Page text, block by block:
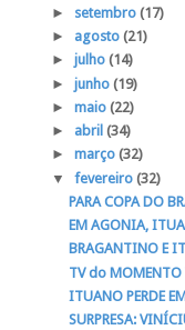
► setembro (17)
► agosto (21)
► julho (14)
► junho (19)
► maio (22)
► abril (34)
► março (32)
▼ fevereiro (32)
PARA COPA DO
EM AGONIA,
BRAGANTINO E
TV do
ITUANO PERDE
SURPRESA: